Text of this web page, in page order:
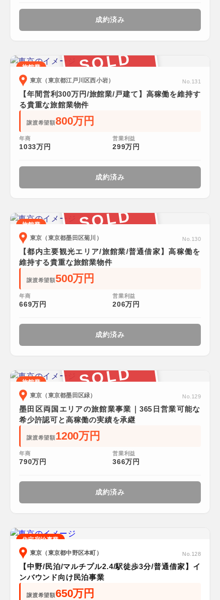
成約済み
SOLD
旅館業
東京（東京都江戸川区西小岩）
No.131
【年間営利300万円/旅館業/戸建て】高稼働を維持す
る貴重な旅館業物件
譲渡希望額800万円
年商
1033万円
営業利益
299万円
成約済み
SOLD
旅館業
東京（東京都墨田区菊川）
No.130
【都内主要観光エリア/旅館業/普通借家】高稼働を
維持する貴重な旅館業物件
譲渡希望額500万円
年商
669万円
営業利益
206万円
成約済み
SOLD
旅館業
東京（東京都墨田区緑）
No.129
墨田区両国エリアの旅館業事業｜365日営業可能な
希少許認可と高稼働の実績を承継
譲渡希望額1200万円
年商
790万円
営業利益
366万円
成約済み
住宅宿泊事業
東京（東京都中野区本町）
No.128
【中野/民泊/マルチプル2.4/駅徒歩3分/普通借家】イ
ンバウンド向け民泊事業
譲渡希望額650万円